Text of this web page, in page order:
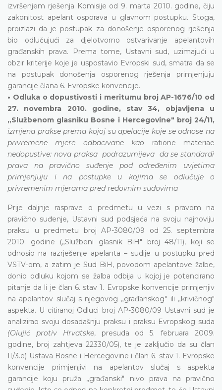
izvršenjem rješenja Komisije od 9. marta 2010. godine, čiju
zakonitost apelant osporava u glavnom postupku. Stoga,
proizlazi da je postupak za donošenje osporenog rješenja
bio odlučujući za djelotvorno ostvarivanje apelantovih
građanskih prava. Prema tome, Ustavni sud, uzimajući u
obzir kriterije koje je uspostavio Evropski sud, smatra da se
na postupak donošenja osporenog rješenja primjenjuju
garancije člana 6. Evropske konvencije.
• Odluka o dopustivosti i meritumu broj AP-1676/10 od
27. novembra 2010. godine, stav 34, objavljena u
„Službenom glasniku Bosne i Hercegovine" broj 24/11,
izmjena prakse prema kojoj su apelacije koje se odnose na
privremene mjere odbacivane kao ratione materiae
nedopustive: nova praksa podrazumijeva da se standardi
prava na pravično suđenje pod određenim uvjetima
primjenjuju i na postupke u kojima se odlučuje o
privremenim mjerama pred redovnim sudovima
Prije daljnje rasprave o predmetu u vezi s pravom na
pravično suđenje, Ustavni sud podsjeća na svoju najnoviju
praksu u predmetu broj AP-3080/09 od 25. septembra
2010. godine („Službeni glasnik BiH" broj 48/11), koji se
odnosio na razrješenje apelanta – sudije u postupku pred
VSTV-om, a zatim je Sud BiH, povodom apelantove žalbe,
donio odluku kojom se žalba odbija u kojoj je potencirano
pitanje da li je član 6. stav 1. Evropske konvencije primjenjiv
na apelantov slučaj s njegovog „građanskog" ili „krivičnog"
aspekta. U citiranoj Odluci broj AP-3080/09 Ustavni sud je
analizirao svoju dosadašnju praksu i praksu Evropskog suda
(Olujić protiv Hrvatske, presuda od 5. februara 2009.
godine, broj zahtjeva 22330/05), te je zaključio da su član
II/3.e) Ustava Bosne i Hercegovine i član 6. stav 1. Evropske
konvencije primjenjivi na apelantov slučaj s aspekta
garancije koju pruža „građanski" nivo prava na pravično